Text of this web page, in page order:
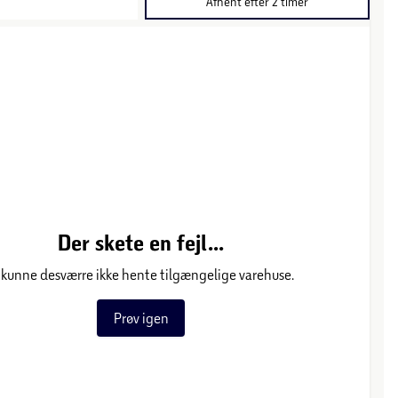
Der skete en fejl...
kunne desværre ikke hente tilgængelige varehuse.
Prøv igen